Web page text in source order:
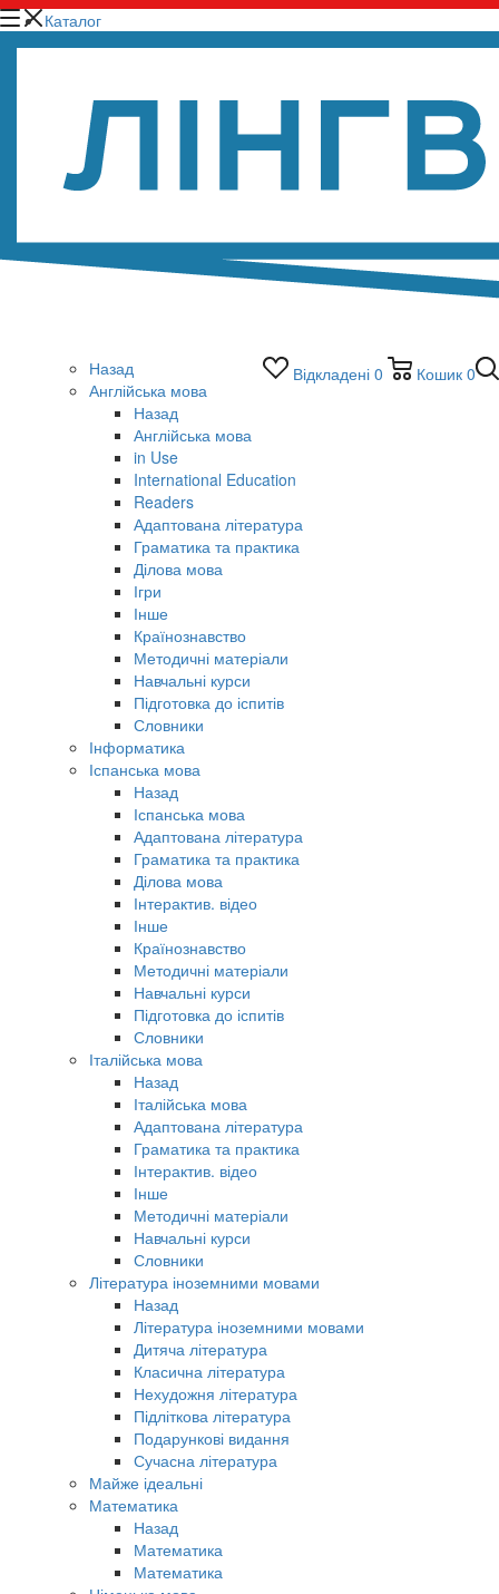
Відкладені 0 Кошик 0
Каталог
Назад
Англійська мова
Назад
Англійська мова
in Use
International Education
Readers
Адаптована література
Граматика та практика
Ділова мова
Ігри
Інше
Країнознавство
Методичні матеріали
Навчальні курси
Підготовка до іспитів
Словники
Інформатика
Іспанська мова
Назад
Іспанська мова
Адаптована література
Граматика та практика
Ділова мова
Інтерактив. відео
Інше
Країнознавство
Методичні матеріали
Навчальні курси
Підготовка до іспитів
Словники
Італійська мова
Назад
Італійська мова
Адаптована література
Граматика та практика
Інтерактив. відео
Інше
Методичні матеріали
Навчальні курси
Словники
Література іноземними мовами
Назад
Література іноземними мовами
Дитяча література
Класична література
Нехудожня література
Підліткова література
Подарункові видання
Сучасна література
Майже ідеальні
Математика
Назад
Математика
Математика